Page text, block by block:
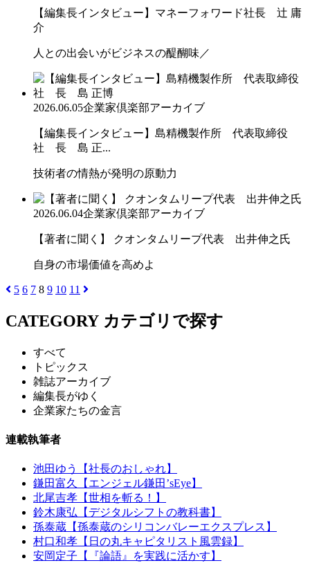
【編集長インタビュー】マネーフォワード社長 辻 庸
介
人との出会いがビジネスの醍醐味／
2026.06.05企業家倶楽部アーカイブ
【編集長インタビュー】島精機製作所 代表取締役
社 長 島 正...
技術者の情熱が発明の原動力
2026.06.04企業家倶楽部アーカイブ
【著者に聞く】 クオンタムリープ代表 出井伸之氏
自身の市場価値を高めよ
5 6 7 8 9 10 11
CATEGORY カテゴリで探す
すべて
トピックス
雑誌アーカイブ
編集長がゆく
企業家たちの金言
連載執筆者
池田ゆう【社長のおしゃれ】
鎌田富久【エンジェル鎌田’sEye】
北尾吉孝【世相を斬る！】
鈴木康弘【デジタルシフトの教科書】
孫泰蔵【孫泰蔵のシリコンバレーエクスプレス】
村口和孝【日の丸キャピタリスト風雲録】
安岡定子【『論語』を実践に活かす】